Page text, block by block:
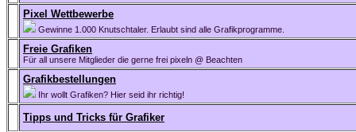
Pixel Wettbewerbe
Gewinne 1.000 Knutschtaler. Erlaubt sind alle Grafikprogramme.
Freie Grafiken
Für all unsere Mitglieder die gerne frei pixeln @ Beachten
Grafikbestellungen
Ihr wollt Grafiken? Hier seid ihr richtig!
Tipps und Tricks für Grafiker